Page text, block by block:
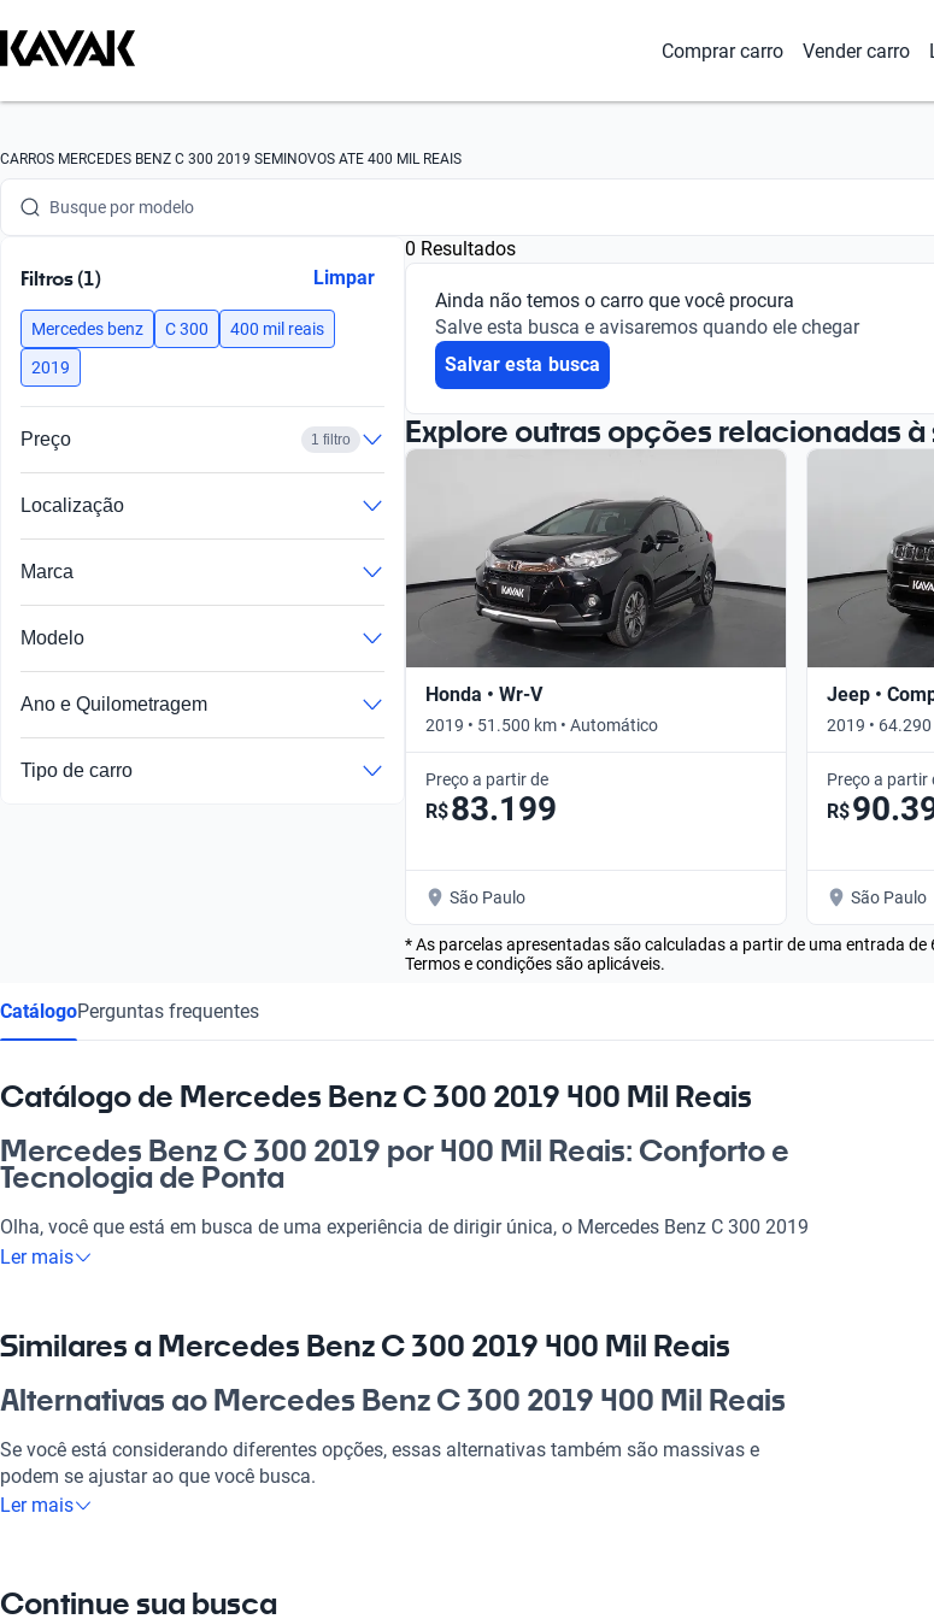
Comprar carro Vender carro
CARROS MERCEDES BENZ C 300 2019 SEMINOVOS ATE 400 MIL REAIS
Busque por marca
Busque por modelo
Busque por ano
Busque por marca
Busque por versão
Filtros (1) Limpar
Mercedes benz C 300
400 mil reais
2019
Preço 1 filtro
Localização
Marca
Modelo
Ano e Quilometragem
Tipo de carro
0 Resultados
Ainda não temos o carro que você procura
Salve esta busca e avisaremos quando ele chegar
Salvar esta busca
Explore outras opções relacionadas à
Honda • Wr-V
2019 • 51.500 km • Automático
Preço a partir de
R$83.199
São Paulo
Jeep •
2019 •
Preço a partir
R$
São Paulo
* As parcelas apresentadas são calculadas a partir de uma entrada
Termos e condições são aplicáveis.
CatálogoPerguntas frequentes
Catálogo de Mercedes Benz C 300 2019 400 Mil Reais
Mercedes Benz C 300 2019 por 400 Mil Reais: Conforto e
Tecnologia de Ponta
Olha, você que está em busca de uma experiência de dirigir única, o Mercedes Benz C 300 2019
é a escolha perfeita. Esse automóvel combina elegância e potência, ideal para o dia a dia e
ainda mais inesquecíveis, seja na cidade ou na estrada.
Por que escolher Mercedes Benz C 300 2019 400 Mil
Reais?
Tecnologia ao seu dispor
Desfrute da melhor tecnologia com Tecnologia moderna, fazendo de cada viagem uma
Ler mais
Similares a Mercedes Benz C 300 2019 400 Mil Reais
Alternativas ao Mercedes Benz C 300 2019 400 Mil Reais
Se você está considerando diferentes opções, essas alternativas também são massivas e
podem se ajustar ao que você busca.
versatilidade.
Ler mais
Continue sua busca